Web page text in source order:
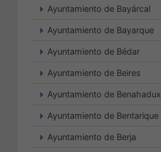
Ayuntamiento de Bayárcal
Ayuntamiento de Bayarque
Ayuntamiento de Bédar
Ayuntamiento de Beires
Ayuntamiento de Benahadux
Ayuntamiento de Bentarique
Ayuntamiento de Berja